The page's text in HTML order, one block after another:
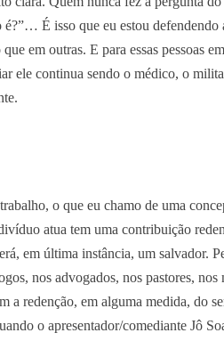
é?”… É isso que eu estou
em outras. E para essas pessoas
ele continua sendo o médico, o
o que eu chamo de uma
atua tem uma contribuição
em última instância, um salvador.
nos advogados, nos pastores,
a redenção, em alguma medida, do
o apresentador/comediante Jô